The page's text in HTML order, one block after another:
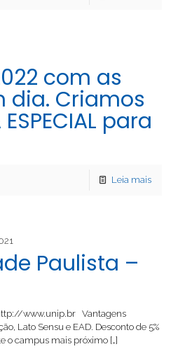
com as
dia. Criamos
para
Leia mais
Paulista –
www.unip.br Vantagens
Lato Sensu e EAD. Desconto de 5%
o campus mais próximo […]